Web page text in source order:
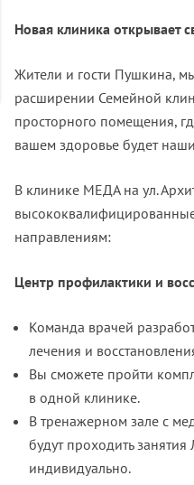
Новая клиника открывает
Жители и гости Пушкина,
расширении Семейной
просторного помещения,
вашем здоровье будет
В клинике МЕДА на ул.
направлениям:
Центр профилактики и
Команда врачей
лечения и
Вы сможете пройти
в одной клинике.
В тренажерном зале с
будут проходить
индивидуально.